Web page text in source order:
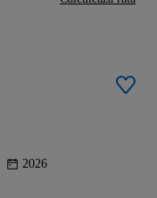
2026